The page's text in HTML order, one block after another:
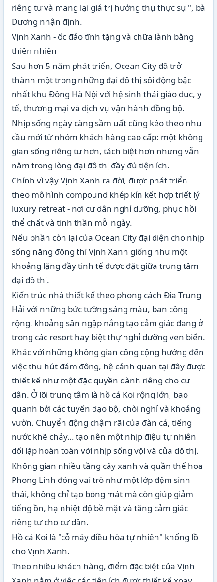
riêng tư và mang lại giá trị hưởng thụ thực sự ", bà
Dương nhận định.
Vịnh Xanh - ốc đảo tĩnh tặng và chữa lành bằng
thiên nhiên
Sau hơn 5 năm phát triển, Ocean City đã trở
thành một trong những đại đô thị sôi động bậc
nhất khu Đông Hà Nội với hệ sinh thái giáo dục, y
tế, thương mại và dịch vụ vận hành đồng bộ.
Nhịp sống ngày càng sầm uất cũng kéo theo nhu
cầu mới từ nhóm khách hàng cao cấp: một không
gian sống riêng tư hơn, tách biệt hơn nhưng vẫn
nằm trong lòng đại đô thị đầy đủ tiện ích.
Chính vì vậy Vịnh Xanh ra đời, được phát triển
theo mô hình compound khép kín kết hợp triết lý
luxury retreat - nơi cư dân nghỉ dưỡng, phục hồi
thể chất và tinh thần mỗi ngày.
Nếu phần còn lại của Ocean City đại diện cho nhịp
sống năng động thì Vịnh Xanh giống như một
khoảng lặng đầy tinh tế được đặt giữa trung tâm
đại đô thị.
Kiến trúc nhà thiết kế theo phong cách Địa Trung
Hải với những bức tường sáng màu, ban công
rộng, khoảng sân ngập nắng tạo cảm giác đang ở
trong các resort hay biệt thự nghỉ dưỡng ven biển.
Khác với những không gian công cộng hướng đến
việc thu hút đám đông, hệ cảnh quan tại đây được
thiết kế như một đặc quyền dành riêng cho cư
dân. Ở lõi trung tâm là hồ cá Koi rộng lớn, bao
quanh bởi các tuyến dạo bộ, chòi nghỉ và khoảng
vườn. Chuyển động chậm rãi của đàn cá, tiếng
nước khẽ chảy… tạo nên một nhịp điệu tự nhiên
đối lập hoàn toàn với nhịp sống vội vã của đô thị.
Không gian nhiều tầng cây xanh và quần thể hoa
Phong Linh đóng vai trò như một lớp đệm sinh
thái, không chỉ tạo bóng mát mà còn giúp giảm
tiếng ồn, hạ nhiệt độ bề mặt và tăng cảm giác
riêng tư cho cư dân.
Hồ cá Koi là "cỗ máy điều hòa tự nhiên" khổng lồ
cho Vịnh Xanh.
Theo nhiều khách hàng, điểm đặc biệt của Vịnh